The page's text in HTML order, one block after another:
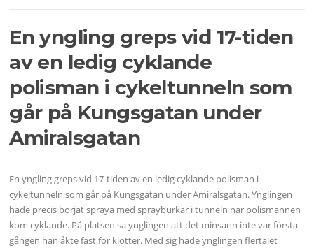
En yngling greps vid 17-tiden
av en ledig cyklande
polisman i cykeltunneln som
går på Kungsgatan under
Amiralsgatan
En yngling greps vid 17-tiden av en ledig cyklande polisman i
cykeltunneln som går på Kungsgatan under Amiralsgatan. Ynglingen
hade precis börjat spraya med sprayburkar i tunneln när polismannen
kom cyklande. På platsen sa ynglingen att det minsann inte var första
gången han åkte fast för klotter. Med sig hade ynglingen flertalet